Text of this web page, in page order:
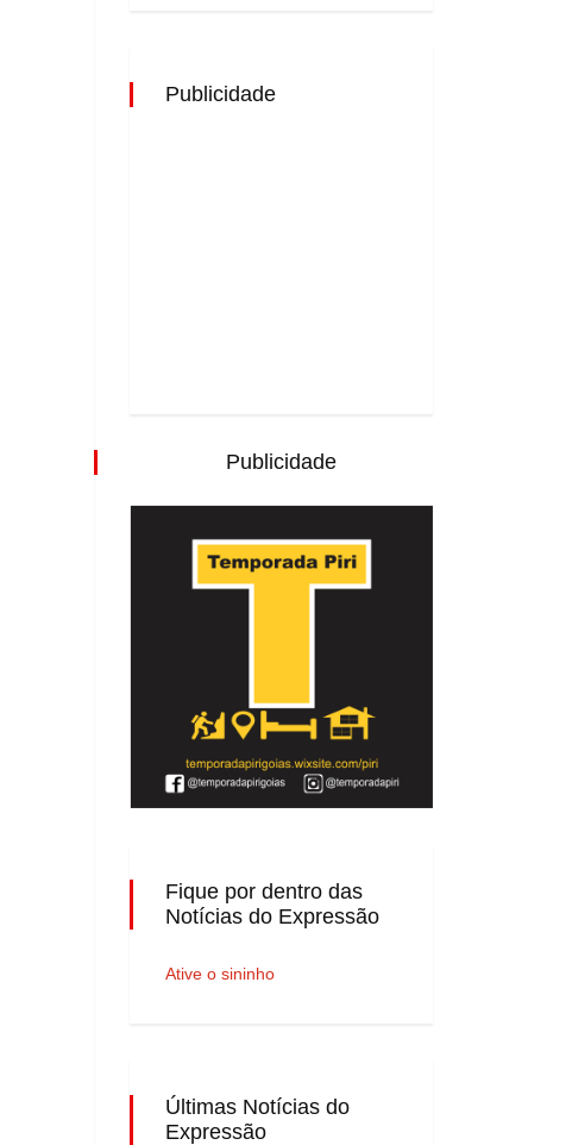
Publicidade
Publicidade
Fique por dentro das
Notícias do Expressão
Ative o sininho
Últimas Notícias do
Expressão